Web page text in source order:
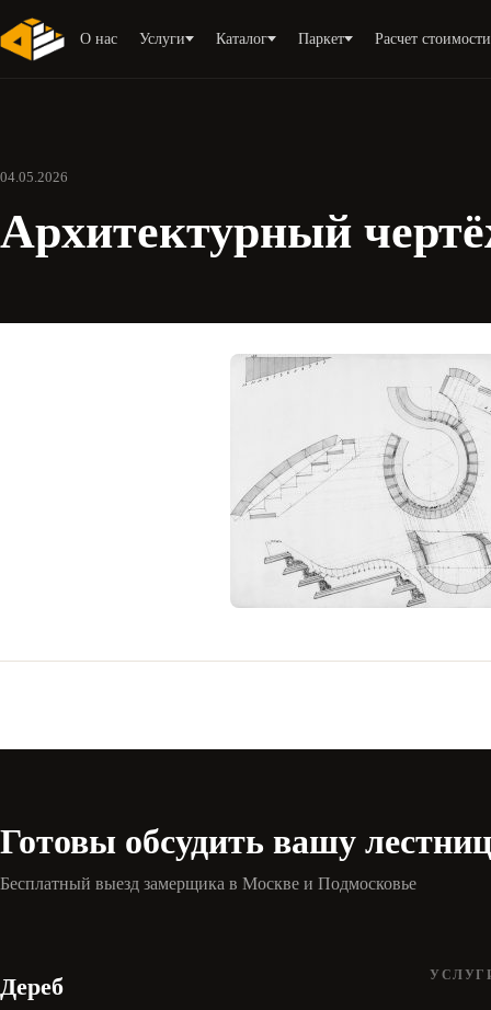
О нас Услуги Каталог Паркет Расчет стоимости
04.05.2026
Архитектурный
Готовы обсудить вашу
Бесплатный выезд замерщика в Москве и Подмосковье
Дереб